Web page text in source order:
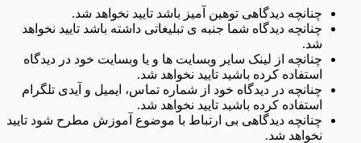
چنانچه دیدگاهی توهین آمیز باشد تایید نخواهد شد.
چنانچه دیدگاه شما جنبه ی تبلیغاتی داشته باشد تایید نخواهد
شد.
چنانچه از لینک سایر وبسایت ها و یا وبسایت خود در دیدگاه
استفاده کرده باشید تایید نخواهد شد.
چنانچه در دیدگاه خود از شماره تماس، ایمیل و آیدی تلگرام
استفاده کرده باشید تایید نخواهد شد.
چنانچه دیدگاهی بی ارتباط با موضوع آموزش مطرح شود تایید
نخواهد شد.